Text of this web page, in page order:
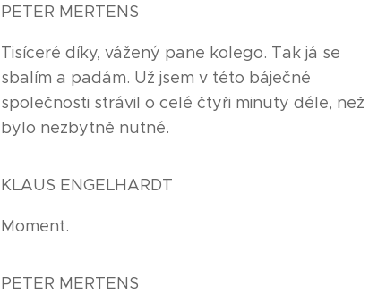
PETER MERTENS
Tisíceré díky, vážený pane kolego. Tak já se
sbalím a padám. Už jsem v této báječné
společnosti strávil o celé čtyři minuty déle, než
bylo nezbytně nutné.
KLAUS ENGELHARDT
Moment.
PETER MERTENS